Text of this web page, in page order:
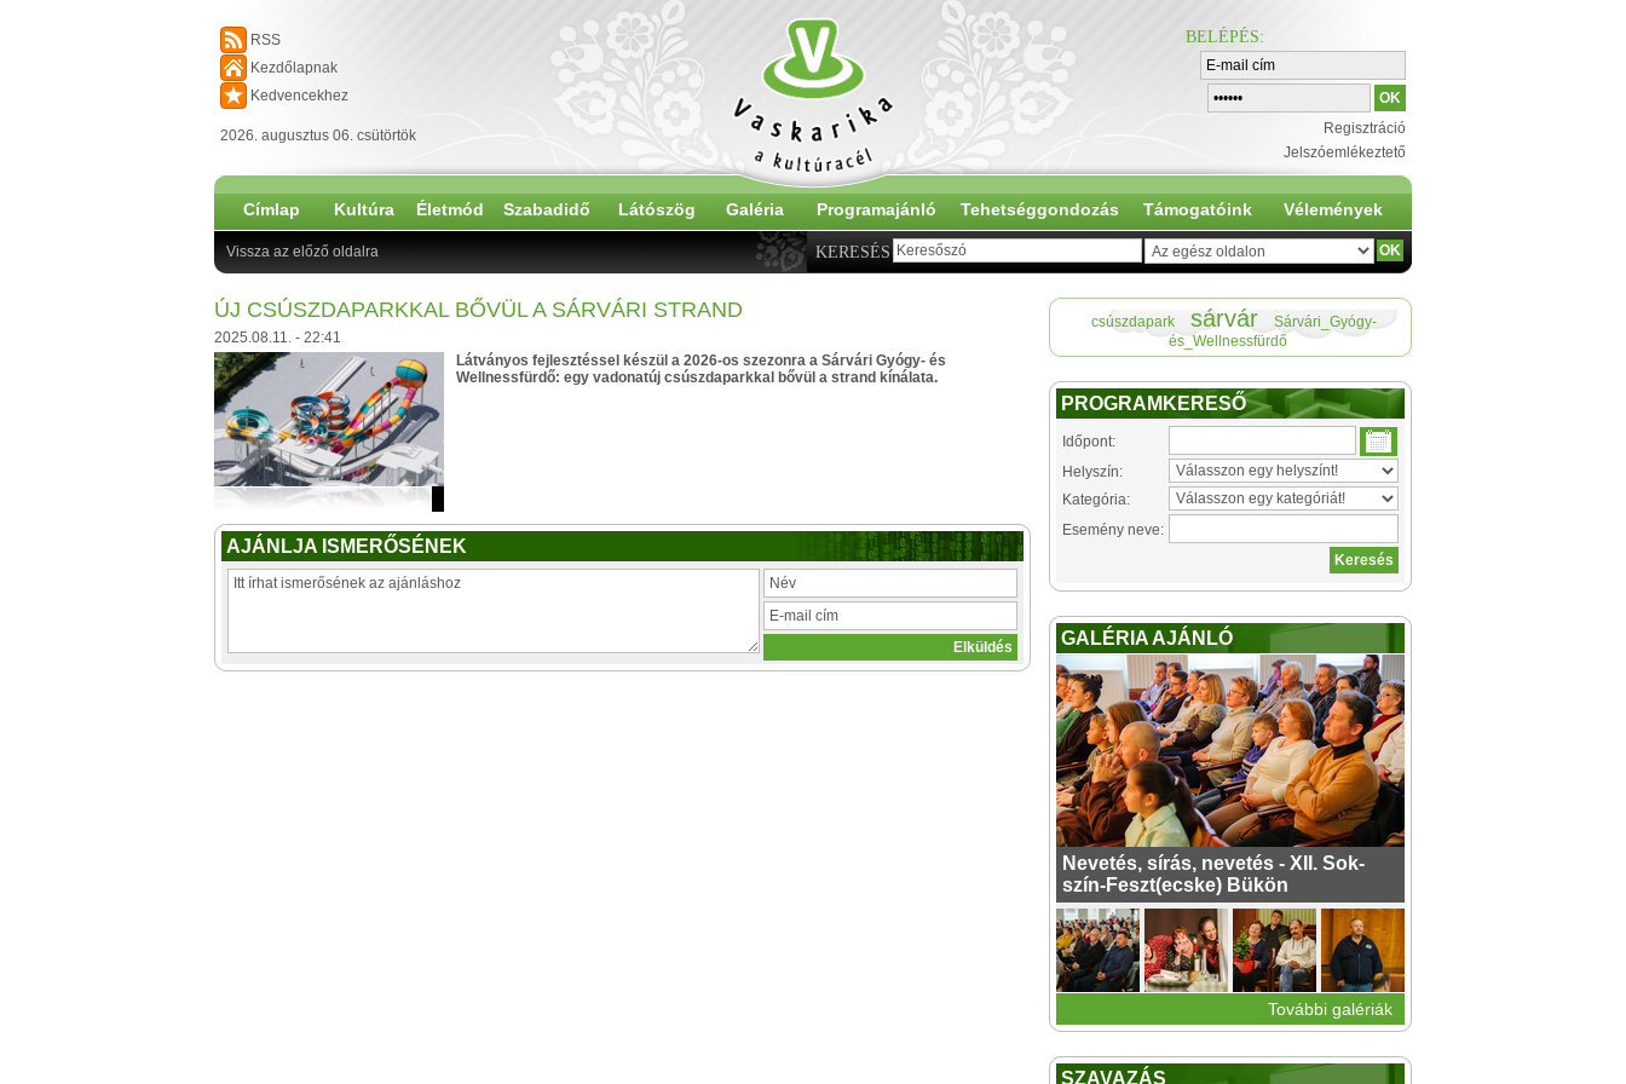
RSS
Kezdőlapnak
Kedvencekhez
2026. augusztus 06. csütörtök
BELÉPÉS:
Regisztráció
Jelszóemlékeztető
Címlap Kultúra Életmód Szabadidő Látószög Galéria Programajánló Tehetséggondozás Támogatóink Vélemények
KERESÉS
Vissza az előző oldalra
ÚJ CSÚSZDAPARKKAL BŐVÜL A SÁRVÁRI STRAND
2025.08.11. - 22:41
Látványos fejlesztéssel készül a 2026-os szezonra a Sárvári Gyógy- és
Wellnessfürdő: egy vadonatúj csúszdaparkkal bővül a strand kínálata.
AJÁNLJA ISMERŐSÉNEK
csúszdapark sárvár
Sárvári_Gyógy-
és_Wellnessfürdő
PROGRAMKERESŐ
Időpont:
Helyszín:
Kategória:
Esemény neve:
GALÉRIA AJÁNLÓ
Nevetés, sírás, nevetés - XII. Sok-
szín-Feszt(ecske) Bükön
További galériák
SZAVAZÁS